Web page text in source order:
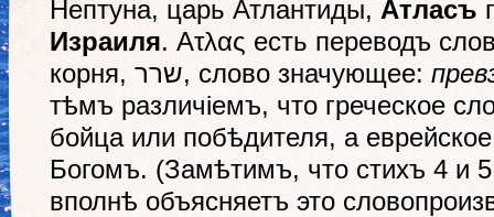
Нептуна, царь Атлантиды, Атласъ
Израиля. Ατλας есть переводъ
корня, שרר, слово значующее:
тѣмъ различіемъ, что греческое
бойца или побѣдителя, а
Богомъ. (Замѣтимъ, что стихъ 4 и
вполнѣ объясняетъ это